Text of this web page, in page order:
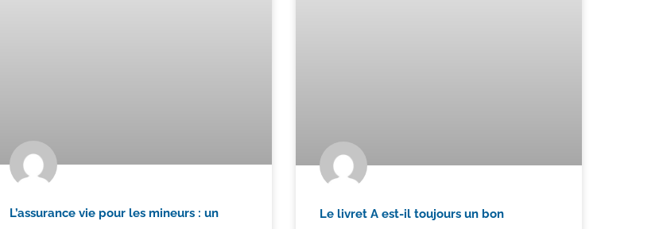
L’assurance vie pour les mineurs : un
Le livret A est-il toujours un bon